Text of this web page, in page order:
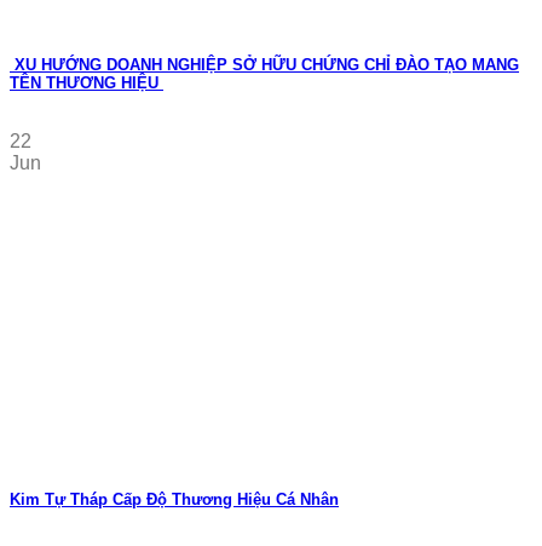
XU HƯỚNG DOANH NGHIỆP SỞ HỮU CHỨNG CHỈ ĐÀO TẠO MANG
TÊN THƯƠNG HIỆU
22
Jun
Kim Tự Tháp Cấp Độ Thương Hiệu Cá Nhân